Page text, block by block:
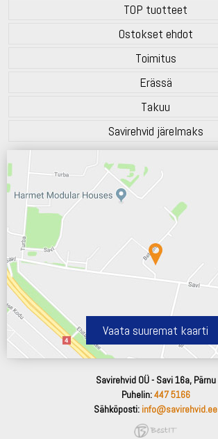
TOP tuotteet
Ostokset ehdot
Toimitus
Erässä
Takuu
Savirehvid järelmaks
Vaata suuremat kaarti
Savirehvid OÜ - Savi 16a, Pärnu
Puhelin:447 5166
Sähköposti: info@savirehvid.ee